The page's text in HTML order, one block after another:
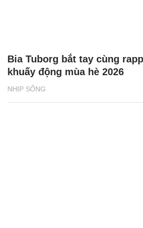
NHỊP SỐNG
Bia Tuborg bắt tay cùng
khuấy động mùa hè 2026